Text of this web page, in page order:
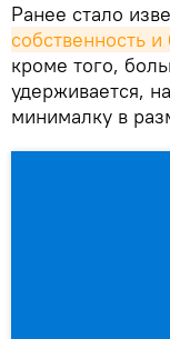
Ранее стало
собственность и
кроме того,
удерживается,
минималку в